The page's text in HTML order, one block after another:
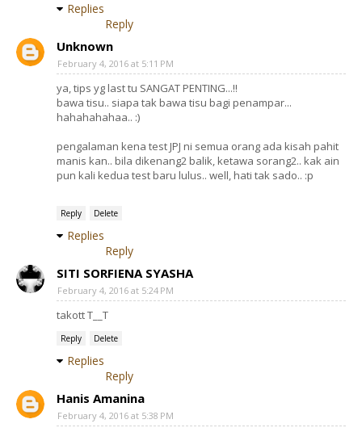
Replies
Reply
Unknown
February 4, 2016 at 5:11 PM
ya, tips yg last tu SANGAT PENTING...!!
bawa tisu.. siapa tak bawa tisu bagi penampar...
hahahahahaa.. :)
pengalaman kena test JPJ ni semua orang ada kisah pahit
manis kan.. bila dikenang2 balik, ketawa sorang2.. kak ain
pun kali kedua test baru lulus.. well, hati tak sado.. :p
Reply Delete
Replies
Reply
SITI SORFIENA SYASHA
February 4, 2016 at 5:24 PM
takott T__T
Reply Delete
Replies
Reply
Hanis Amanina
February 4, 2016 at 5:38 PM